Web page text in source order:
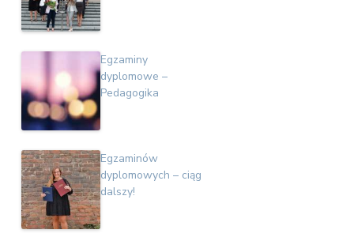
Egzaminy
dyplomowe –
Pedagogika
Egzaminów
dyplomowych – ciąg
dalszy!